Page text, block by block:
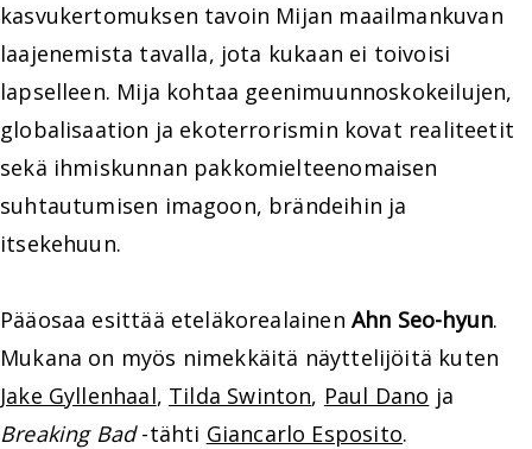
kasvukertomuksen tavoin Mijan maailmankuvan
laajenemista tavalla, jota kukaan ei toivoisi
lapselleen. Mija kohtaa geenimuunnoskokeilujen,
globalisaation ja ekoterrorismin kovat realiteetit
sekä ihmiskunnan pakkomielteenomaisen
suhtautumisen imagoon, brändeihin ja
itsekehuun.
Pääosaa esittää eteläkorealainen Ahn Seo-hyun.
Mukana on myös nimekkäitä näyttelijöitä kuten
Jake Gyllenhaal, Tilda Swinton, Paul Dano ja
Breaking Bad-tähti Giancarlo Esposito.